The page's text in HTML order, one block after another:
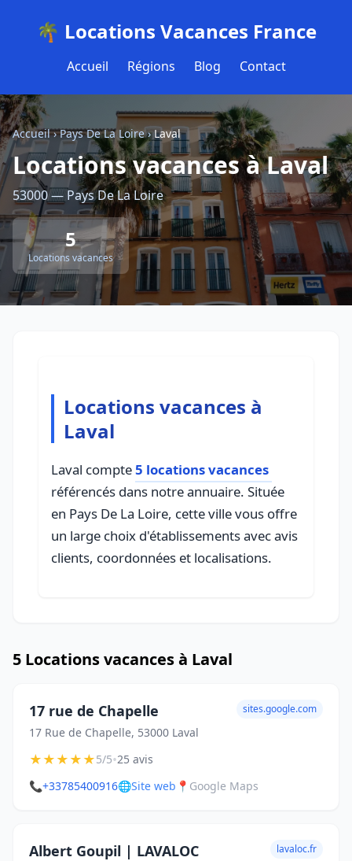
🌴 Locations Vacances France
Accueil Régions Blog Contact
Accueil›Pays De La Loire›Laval
Locations vacances à Laval
53000 — Pays De La Loire
5
Locations vacances
Locations vacances à
Laval
Laval compte5 locations vacances
référencés dans notre annuaire. Située
en Pays De La Loire, cette ville vous offre
un large choix d'établissements avec avis
clients, coordonnées et localisations.
5 Locations vacances à Laval
17 rue de Chapelle
17 Rue de Chapelle, 53000 Laval
sites.google.com
★★★★★5/5•25 avis
📞+33785400916🌐Site web 📍 Google Maps
Albert Goupil | LAVALOC lavaloc.fr